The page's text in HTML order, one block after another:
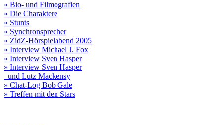
» Bio- und Filmografien
» Die Charaktere
» Stunts
» Synchronsprecher
» ZidZ-Hörspielabend 2005
» Interview Michael J. Fox
» Interview Sven Hasper
» Interview Sven Hasper
und Lutz Mackensy
» Chat-Log Bob Gale
» Treffen mit den Stars